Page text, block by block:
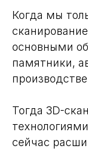
Когда мы
основными
памятники,
Тогда 3D-
сейчас